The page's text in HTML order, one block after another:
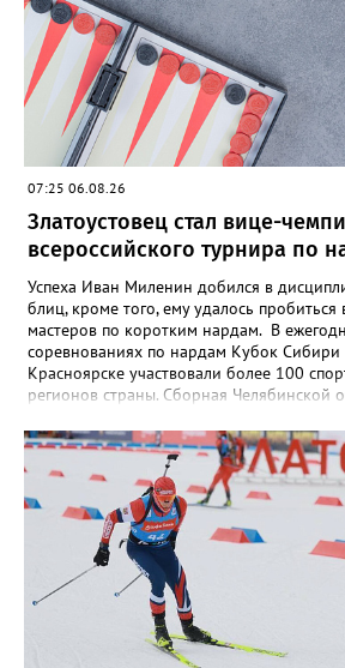
07:25 06.08.26
Златоустовец стал вице-
всероссийского турнира по
Успеха Иван Миленин добился в
блиц, кроме того, ему удалось
мастеров по коротким нардам. В
соревнованиях по нардам Кубок Сибири
Красноярске участвовали более 100
регионов страны. Сборная Челябинской
земляк, это три золота Ксении Нагаевой
Дроздовой из Челябинска, бронза
Ирины Зобковой и челябинца Сергея
бронзу в общую копилку положила
Екатерина Дроздова.